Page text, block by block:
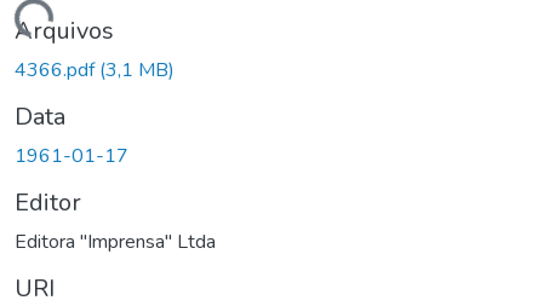
Carregando...
Arquivos
4366.pdf(3,1 MB)
Data
1961-01-17
Editor
Editora "Imprensa" Ltda
URI